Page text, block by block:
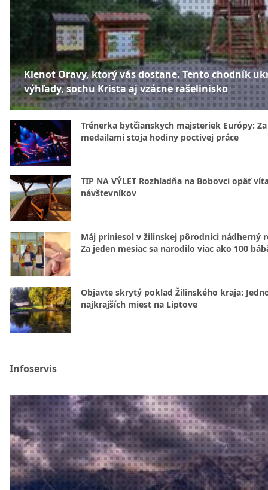
Klenot Oravy, ktorý vás dostane. Tento chodník
výhľady, sochu Krista aj vzácne rašelinisko
Trénerka bytčianskych majsteriek Európy: Za
medailami stoja hodiny poctivej práce
TIP NA VÝLET Rozhľadňa na Bobovci opäť
návštevníkov
Máj priniesol v žilinskej pôrodnici nádherný
Za jeden mesiac sa narodilo viac ako 100
Objavte skrytý poklad Žilinského kraja:
najkrajších miest na Liptove
Infoservis